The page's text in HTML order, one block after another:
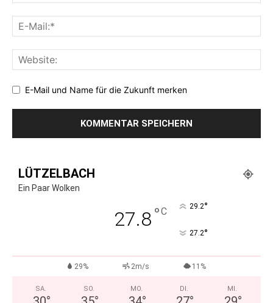
E-Mail und Name für die Zukunft merken
LÜTZELBACH
Ein Paar Wolken
27.8°C 29.2°
27.2°
29% 2m/s 11%
SA. SO. MO. DI. MI.